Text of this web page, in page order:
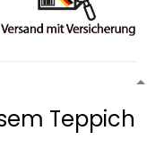
Teppich